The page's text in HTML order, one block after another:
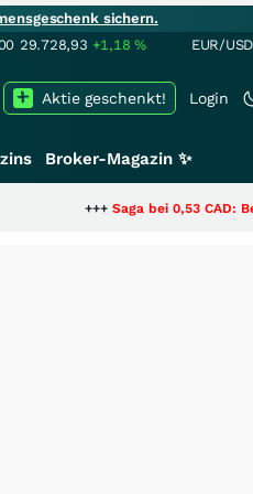
sichern.
29.728,93 +1,18% EUR/USD
Login
Aktie geschenkt!
Broker-Magazin ✨
Saga bei 0,53 CAD: Bewertet